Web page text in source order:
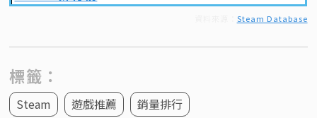
Steam Database
標籤：
Steam 遊戲推薦 銷量排行